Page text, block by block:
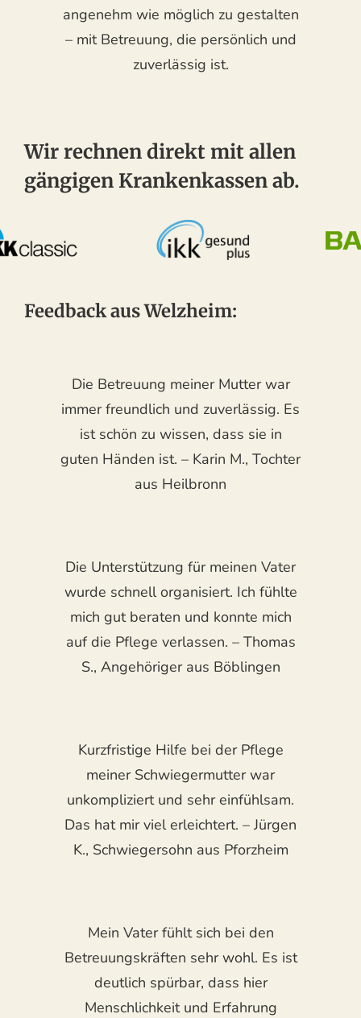
angenehm wie möglich zu gestalten
– mit Betreuung, die persönlich und
zuverlässig ist.
Wir rechnen direkt mit allen
gängigen Krankenkassen ab.
Feedback aus Welzheim:
Die Betreuung meiner Mutter war
immer freundlich und zuverlässig. Es
ist schön zu wissen, dass sie in
guten Händen ist. – Karin M., Tochter
aus Heilbronn
Die Unterstützung für meinen Vater
wurde schnell organisiert. Ich fühlte
mich gut beraten und konnte mich
auf die Pflege verlassen. – Thomas
S., Angehöriger aus Böblingen
Kurzfristige Hilfe bei der Pflege
meiner Schwiegermutter war
unkompliziert und sehr einfühlsam.
Das hat mir viel erleichtert. – Jürgen
K., Schwiegersohn aus Pforzheim
Mein Vater fühlt sich bei den
Betreuungskräften sehr wohl. Es ist
deutlich spürbar, dass hier
Menschlichkeit und Erfahrung